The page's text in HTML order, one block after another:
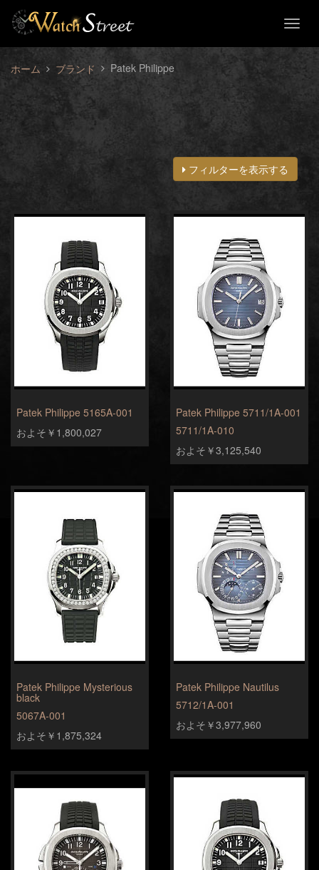
ホーム ブランド Patek Philippe
フィルターを表示する
Patek Philippe 5165A-001
およそ￥1,800,027
Patek Philippe 5711/1A-001
5711/1A-010
およそ￥3,125,540
Patek Philippe Mysterious
black
5067A-001
およそ￥1,875,324
Patek Philippe Nautilus
5712/1A-001
およそ￥3,977,960